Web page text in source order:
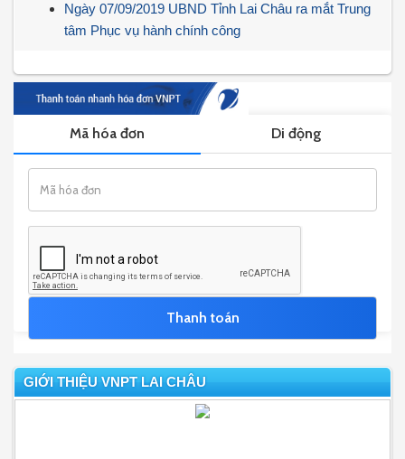
Ngày 07/09/2019 UBND Tỉnh Lai Châu ra mắt Trung
tâm Phục vụ hành chính công
GIỚI THIỆU VNPT LAI CHÂU